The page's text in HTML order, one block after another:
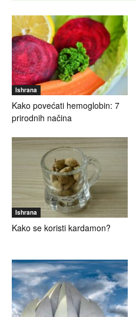
Ishrana
Kako povećati hemoglobin: 7
prirodnih načina
Ishrana
Kako se koristi kardamon?